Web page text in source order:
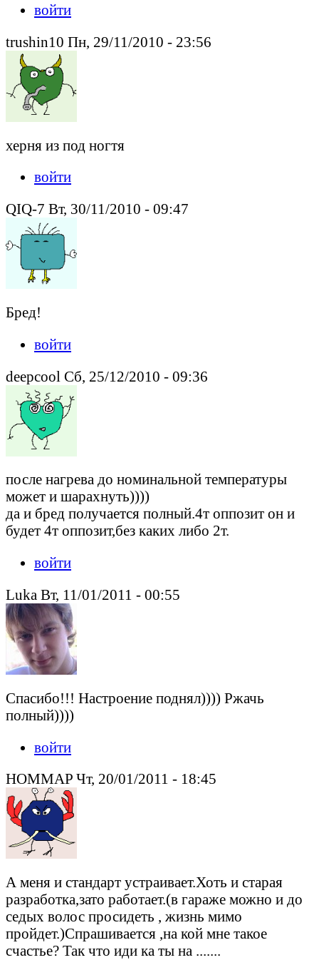
войти
trushin10 Пн, 29/11/2010 - 23:56
херня из под ногтя
войти
QIQ-7 Вт, 30/11/2010 - 09:47
Бред!
войти
deepcool Сб, 25/12/2010 - 09:36
после нагрева до номинальной температуры
может и шарахнуть))))
да и бред получается полный.4т оппозит он и
будет 4т оппозит,без каких либо 2т.
войти
Luka Вт, 11/01/2011 - 00:55
Спасибо!!! Настроение поднял)))) Ржачь
полный))))
войти
HOMMAP Чт, 20/01/2011 - 18:45
А меня и стандарт устраивает.Хоть и старая
разработка,зато работает.(в гараже можно и до
седых волос просидеть , жизнь мимо
пройдет.)Спрашивается ,на кой мне такое
счастье? Так что иди ка ты на .......